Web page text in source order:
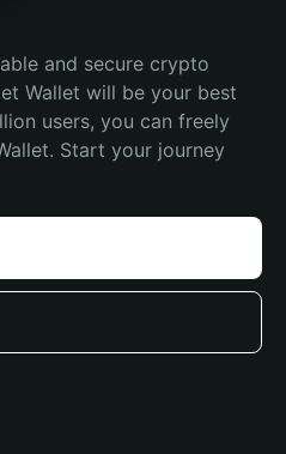
and secure crypto
Wallet will be your best
users, you can freely
Start your journey